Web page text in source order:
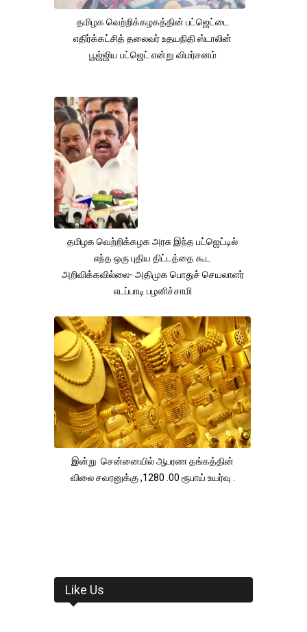
தமிழக வெற்றிக்கழகத்தின் பட்ஜெட்டை
எதிர்க்கட்சித் தலைவர் உதயநிதி ஸ்டாலின்
பூஜ்ஜிய பட்ஜெட் என்று விமர்சனம்
தமிழக வெற்றிக்கழக அரசு இந்த பட்ஜெட்டில்
எந்த ஒரு புதிய திட்டத்தை கூட
அறிவிக்கவில்லை- அதிமுக பொதுச் செயலாளர்
எடப்பாடி பழனிச்சாமி
இன்று சென்னையில் ஆபரண தங்கத்தின்
விலை சவரனுக்கு ,1280 .00 ரூபாய் உயர்வு .
Like Us